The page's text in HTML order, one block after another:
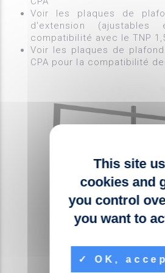
Voir les plaques de
d'extension
compatibilité avec le TNP
Voir les plaques de
CPA pour la compatibilité
This site
cookies and
you control
you want to
OK,